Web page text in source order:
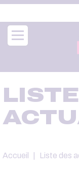
Aller
contenu
principal
Fil
Accueil Liste des